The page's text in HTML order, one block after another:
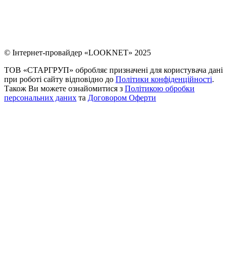
© Інтернет-провайдер «LOOKNET» 2025
ТОВ «СТАРГРУП» обробляє призначені для користувача дані
при роботі сайту відповідно до Політики конфіденційності.
Також Ви можете ознайомитися з Політикою обробки
персональних даних та Договором Оферти